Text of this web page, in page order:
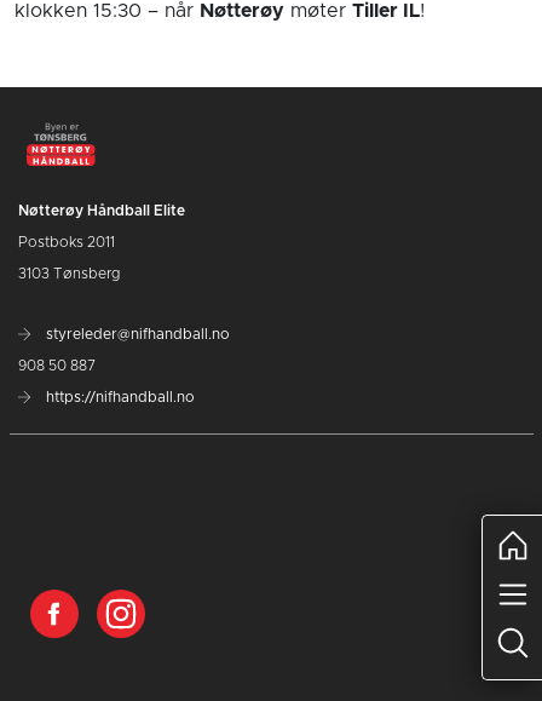
klokken 15:30 – når Nøtterøy møter Tiller IL!
Nøtterøy Håndball Elite
Postboks 2011
3103 Tønsberg
styreleder@nifhandball.no
908 50 887
https://nifhandball.no